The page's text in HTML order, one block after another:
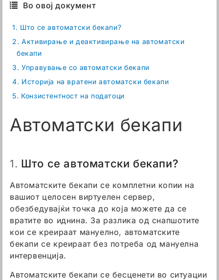
Во овој документ
1. Што се автоматски бекапи?
2. Активирање и деактивирање на автоматски
бекапи
3. Управување со автоматски бекапи
4. Историја на вратени автоматски бекапи
5. Конзистентност на податоци
Автоматски бекапи
1. Што се автоматски бекапи?
Автоматските бекапи се комплетни копии на
вашиот целосен виртуелен сервер,
обезбедувајќи точка до која можете да се
вратите во иднина. За разлика од снапшотите
кои се креираат мануелно, автоматските
бекапи се креираат без потреба од мануелна
интервенција.
Автоматските бекапи се бесценети во ситуации